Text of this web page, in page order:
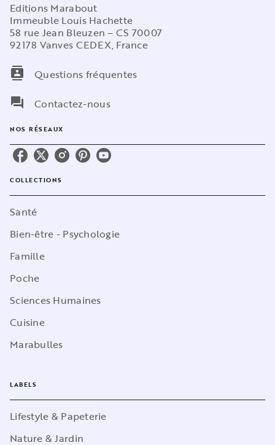
Editions Marabout
Immeuble Louis Hachette
58 rue Jean Bleuzen – CS 70007
92178 Vanves CEDEX, France
contacts
Questions fréquentes
question_answer
Contactez-nous
NOS RÉSEAUX
COLLECTIONS
Santé
Bien-être - Psychologie
Famille
Poche
Sciences Humaines
Cuisine
Marabulles
LABELS
Lifestyle & Papeterie
Nature & Jardin